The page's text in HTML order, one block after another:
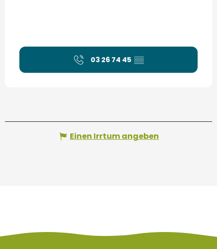
03 26 74 45 ▒▒
Einen Irrtum angeben